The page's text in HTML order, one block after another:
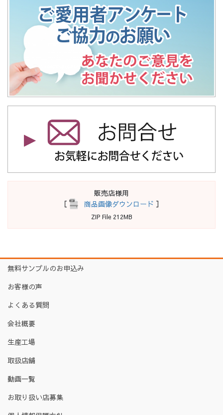
販売店様用
［
商品画像ダウンロード ］
ZIP File 212MB
無料サンプルのお申込み
お客様の声
よくある質問
会社概要
生産工場
取扱店舗
動画一覧
お取り扱い店募集